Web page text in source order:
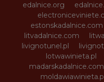
edalnice.org
estonskadalnice.com
litvadalnice.com
livignotunel.pl
lotwawinieta.pl
madarskadalnice.com